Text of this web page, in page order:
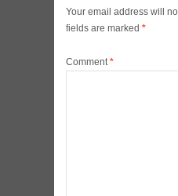
Your email address will
fields are marked *
Comment*